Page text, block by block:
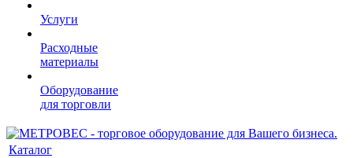
Услуги
Расходные
материалы
Оборудование
для торговли
Каталог